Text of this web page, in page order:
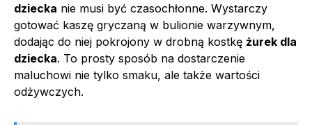
dziecka nie musi być czasochłonne. Wystarczy
gotować kaszę gryczaną w bulionie warzywnym,
dodając do niej pokrojony w drobną kostkę żurek dla
dziecka. To prosty sposób na dostarczenie
maluchowi nie tylko smaku, ale także wartości
odżywczych.